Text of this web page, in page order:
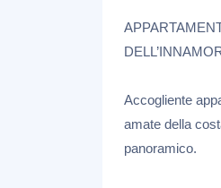
Accogliente
amate della
panoramico.